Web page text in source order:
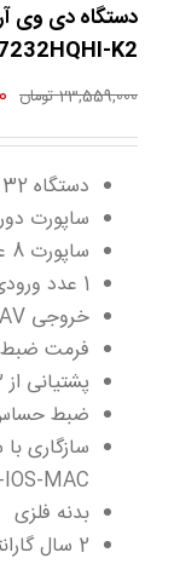
K2
23,559,000تومان
دستگاه 32 کانال توربو اچ دی
ساپورت دوربین
ساپورت 8 عدد دوربین تحت شبکه تا 6 مگاپیکسل
1 عدد ورودی صدا
خروجی HDMI – VGA – AV
فرمت ضبط H265 PRO +
پشتیانی از 2 عدد هارد دیسک حداکثر 10 ترابایت
ضبط
MAC
بدنه فلزی
2 سال گارانتی معتبر (فراگستر-پارس ارتباط)